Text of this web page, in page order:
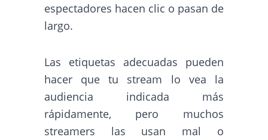
espectadores hacen clic o pasan de
largo.
Las etiquetas adecuadas pueden
hacer que tu stream lo vea la
audiencia indicada más
rápidamente, pero muchos
streamers las usan mal o